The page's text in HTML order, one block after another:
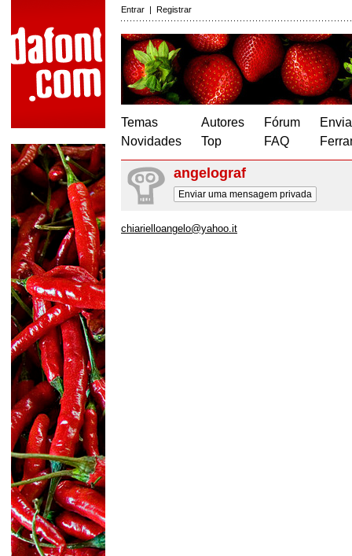
Entrar | Registrar
Temas
Novidades
Autores
Top
Fórum
FAQ
angelograf
Enviar uma mensagem privada
chiarielloangelo@yahoo.it